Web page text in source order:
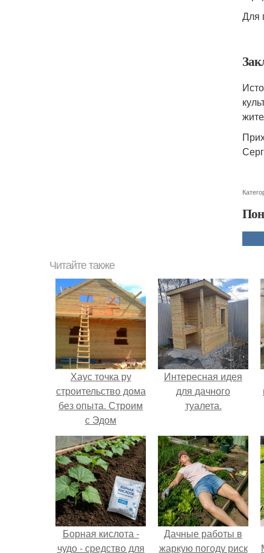
Для
Читайте также
Хаус точка ру
строительство дома
без опыта. Строим
с Эдом
Интересная идея
для дачного
туалета.
Борная кислота -
чудо - средство для
Дачные работы в
жаркую погоду риск